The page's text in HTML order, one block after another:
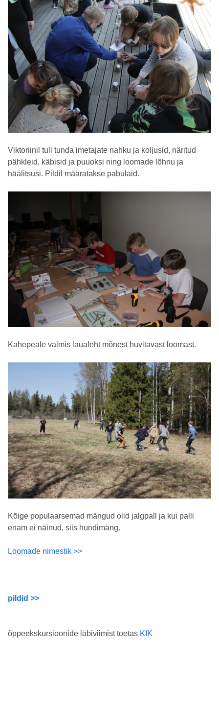
Viktoriinil tuli tunda imetajate nahku ja koljusid, näritud
pähkleid, käbisid ja puuoksi ning loomade lõhnu ja
häälitsusi. Pildil määratakse pabulaid.
Kahepeale valmis laualeht mõnest huvitavast loomast.
Kõige populaarsemad mängud olid jalgpall ja kui palli
enam ei näinud, siis hundimäng.
Loomade nimestik >>
pildid >>
õppeekskursioonide läbiviimist toetas KIK